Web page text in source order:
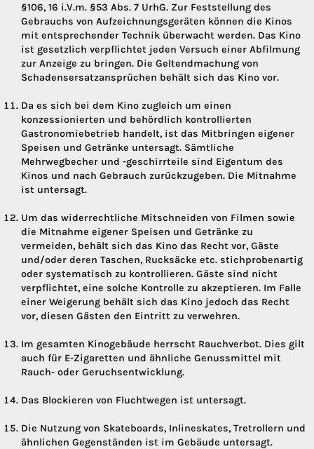
§106, 16 i.V.m. §53 Abs. 7 UrhG. Zur Feststellung des
Gebrauchs von Aufzeichnungsgeräten können die Kinos
mit entsprechender Technik überwacht werden. Das Kino
ist gesetzlich verpflichtet jeden Versuch einer Abfilmung
zur Anzeige zu bringen. Die Geltendmachung von
Schadensersatzansprüchen behält sich das Kino vor.
Da es sich bei dem Kino zugleich um einen
konzessionierten und behördlich kontrollierten
Gastronomiebetrieb handelt, ist das Mitbringen eigener
Speisen und Getränke untersagt. Sämtliche
Mehrwegbecher und -geschirrteile sind Eigentum des
Kinos und nach Gebrauch zurückzugeben. Die Mitnahme
ist untersagt.
Um das widerrechtliche Mitschneiden von Filmen sowie
die Mitnahme eigener Speisen und Getränke zu
vermeiden, behält sich das Kino das Recht vor, Gäste
und/oder deren Taschen, Rucksäcke etc. stichprobenartig
oder systematisch zu kontrollieren. Gäste sind nicht
verpflichtet, eine solche Kontrolle zu akzeptieren. Im Falle
einer Weigerung behält sich das Kino jedoch das Recht
vor, diesen Gästen den Eintritt zu verwehren.
Im gesamten Kinogebäude herrscht Rauchverbot. Dies gilt
auch für E-Zigaretten und ähnliche Genussmittel mit
Rauch- oder Geruchsentwicklung.
Das Blockieren von Fluchtwegen ist untersagt.
Die Nutzung von Skateboards, Inlineskates, Tretrollern und
ähnlichen Gegenständen ist im Gebäude untersagt.